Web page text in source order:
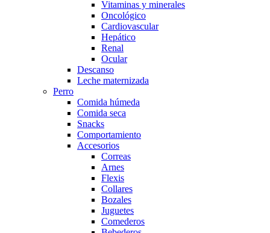
Vitaminas y minerales
Oncológico
Cardiovascular
Hepático
Renal
Ocular
Descanso
Leche maternizada
Perro
Comida húmeda
Comida seca
Snacks
Comportamiento
Accesorios
Correas
Arnes
Flexis
Collares
Bozales
Juguetes
Comederos